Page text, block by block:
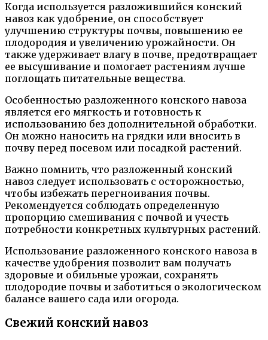
Когда используется разложившийся конский
навоз как удобрение, он способствует
улучшению структуры почвы, повышению ее
плодородия и увеличению урожайности. Он
также удерживает влагу в почве, предотвращает
ее высушивание и помогает растениям лучше
поглощать питательные вещества.
Особенностью разложенного конского навоза
является его мягкость и готовность к
использованию без дополнительной обработки.
Он можно наносить на грядки или вносить в
почву перед посевом или посадкой растений.
Важно помнить, что разложенный конский
навоз следует использовать с осторожностью,
чтобы избежать перегноивания почвы.
Рекомендуется соблюдать определенную
пропорцию смешивания с почвой и учесть
потребности конкретных культурных растений.
Использование разложенного конского навоза в
качестве удобрения позволит вам получать
здоровые и обильные урожаи, сохранять
плодородие почвы и заботиться о экологическом
балансе вашего сада или огорода.
Свежий конский навоз